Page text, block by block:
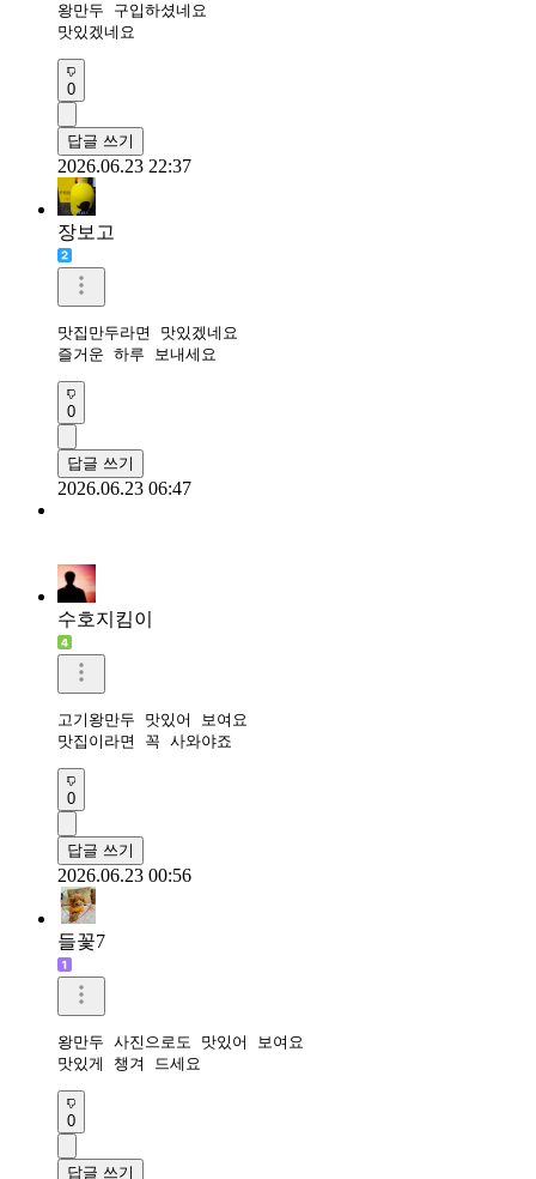
왕만두 구입하셨네요
맛있겠네요
0
답글 쓰기
2026.06.23 22:37
장보고
맛집만두라면 맛있겠네요
0
답글 쓰기
2026.06.23 06:47
수호지킴이
고기왕만두 맛있어 보여요
맛집이라면 꼭 사와야죠
0
답글 쓰기
2026.06.23 00:56
들꽃7
왕만두 사진으로도 맛있어 보여요
맛있게 챙겨 드세요
0
답글 쓰기